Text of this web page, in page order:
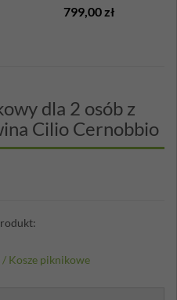
799,00 zł
dla 2 osób z
Cilio Cernobbio
/ Kosze piknikowe